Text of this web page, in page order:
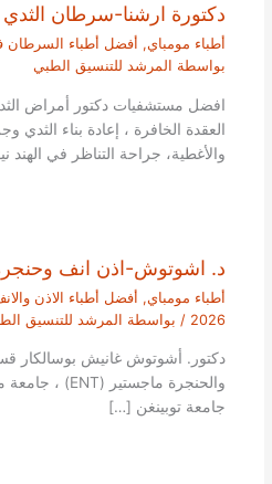
دكتورة ارشنا-سرطان الثدي
أطباء مومباي, أفضل أطباء السرطان في
بواسطة المرشد للتنسيق الطبي
افضل مستشفيات دكتور أمراض
العقدة الخافرة ، إعادة بناء الثدي
والأغطية، جراحة التناظر في الهند
د. اشوتوش-اذن انف
أطباء مومباي, أفضل أطباء الاذن
2026 / بواسطة المرشد للتنسيق
دكتور. أشوتوش غانيش بوسالكار
جامعة توبينغن […]